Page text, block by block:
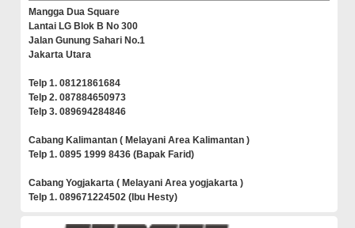
Mangga Dua Square
Lantai LG Blok B No 300
Jalan Gunung Sahari No.1
Jakarta Utara
Telp 1. 08121861684
Telp 2. 087884650973
Telp 3. 089694284846
Cabang Kalimantan ( Melayani Area Kalimantan )
Telp 1. 0895 1999 8436 (Bapak Farid)
Cabang Yogjakarta ( Melayani Area yogjakarta )
Telp 1. 089671224502 (Ibu Hesty)